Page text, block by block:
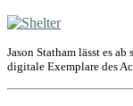
Jason Statham lässt es
digitale Exemplare des